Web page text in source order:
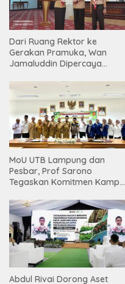
Dari Ruang Rektor ke
Gerakan Pramuka, Wan
Jamaluddin Dipercaya
MoU UTB Lampung dan
Pesbar, Prof Sarono
Tegaskan Komitmen Kampus
Masyarakat
Abdul Rivai Dorong Aset